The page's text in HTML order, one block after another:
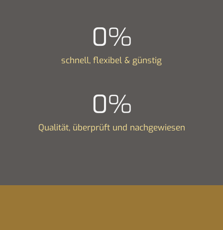
0%
schnell, flexibel & günstig
0%
Qualität, überprüft und nachgewiesen